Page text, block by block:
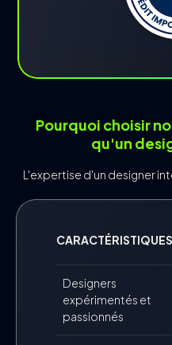
Pourquoi choisir
qu'un
L'expertise d'un designer
CARACTÉRISTIQUES
Designers
expérimentés et
passionnés